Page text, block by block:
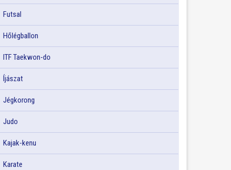
Futsal
Hőlégballon
ITF Taekwon-do
Íjászat
Jégkorong
Judo
Kajak-kenu
Karate